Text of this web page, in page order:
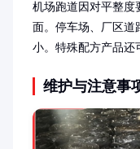
机场跑道因对平整度
面。停车场、厂区道
小。特殊配方产品还
维护与注意事